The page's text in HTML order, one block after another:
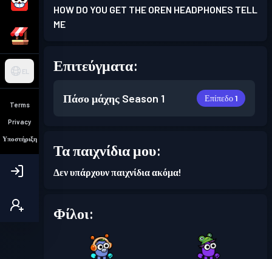
EL
Terms
Privacy
Υποστήριξη
HOW DO YOU GET THE OREN HEADPHONES TELL
ME
Επιτεύγματα:
Πάσο μάχης Season 1 Επίπεδο 1
Τα παιχνίδια μου:
Δεν υπάρχουν παιχνίδια ακόμα!
Φίλοι: